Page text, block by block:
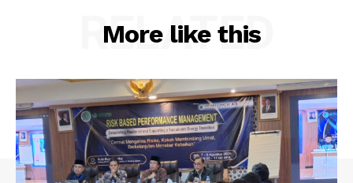
More like this
RELATED